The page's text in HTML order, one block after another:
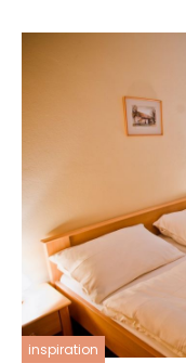
inspiration